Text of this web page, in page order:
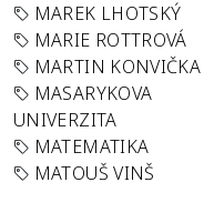
MAREK LHOTSKÝ
MARIE ROTTROVÁ
MARTIN KONVIČKA
MASARYKOVA
UNIVERZITA
MATEMATIKA
MATOUŠ VINŠ